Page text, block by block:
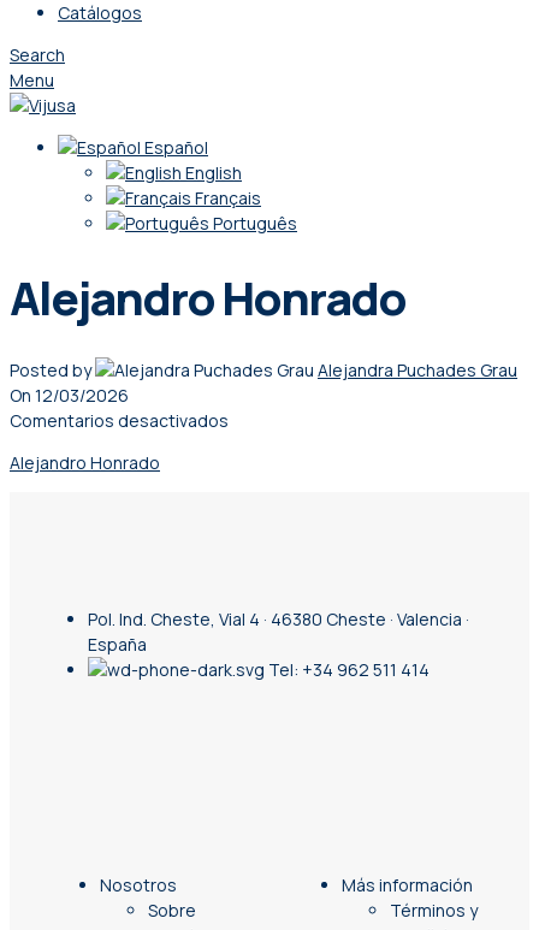
Catálogos
Search
Menu
Español
English
Français
Português
Alejandro Honrado
Posted by
Alejandra Puchades Grau
On 12/03/2026
Comentarios desactivados
Alejandro Honrado
Pol. Ind. Cheste, Vial 4 · 46380 Cheste · Valencia ·
España
Tel: +34 962 511 414
Nosotros
Sobre
Más información
Términos y